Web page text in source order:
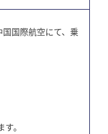
国際航空にて、乗
。